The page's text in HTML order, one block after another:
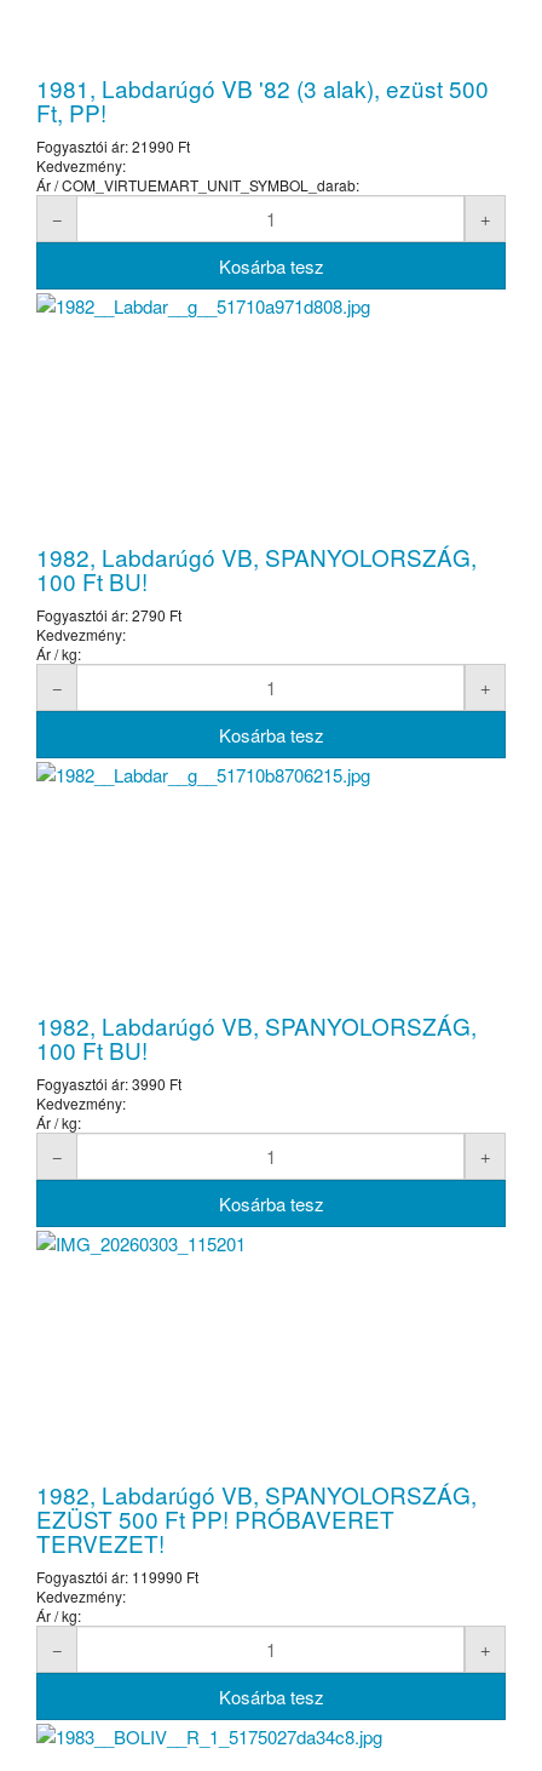
1981, Labdarúgó VB '82 (3 alak), ezüst 500
Ft, PP!
Fogyasztói ár:21990 Ft
Kedvezmény:
Ár / COM_VIRTUEMART_UNIT_SYMBOL_darab:
1982, Labdarúgó VB, SPANYOLORSZÁG,
100 Ft BU!
Fogyasztói ár:2790 Ft
Kedvezmény:
Ár / kg:
1982, Labdarúgó VB, SPANYOLORSZÁG,
100 Ft BU!
Fogyasztói ár:3990 Ft
Kedvezmény:
Ár / kg:
1982, Labdarúgó VB, SPANYOLORSZÁG,
EZÜST 500 Ft PP! PRÓBAVERET
TERVEZET!
Fogyasztói ár: 119990 Ft
Kedvezmény:
Ár / kg: